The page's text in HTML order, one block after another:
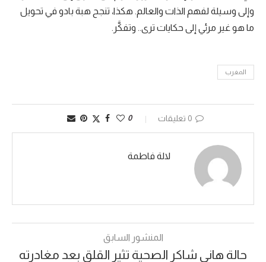
وإلى وسيلة لفهم الذات والعالم. هكذا، تنجح هبة بادو في تحويل
ما هو غير مرئي إلى حكايات ترى.. وتفكَّر.
المغرب
0 تعليقات 0
لالة فاطمة
المنشور السابق
حالة هاني شاكر الصحية تثير القلق بعد مغادرته